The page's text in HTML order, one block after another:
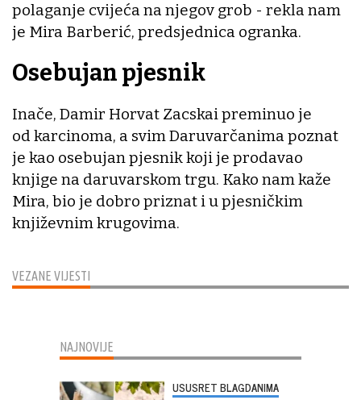
VEZANE VIJESTI
polaganje cvijeća na njegov grob - rekla nam
je Mira Barberić, predsjednica ogranka.
Osebujan pjesnik
Inače, Damir Horvat Zacskai preminuo je
od karcinoma, a svim Daruvarčanima poznat
je kao osebujan pjesnik koji je prodavao
knjige na daruvarskom trgu. Kako nam kaže
Mira, bio je dobro priznat i u pjesničkim
književnim krugovima.
NAJNOVIJE
USUSRET BLAGDANIMA